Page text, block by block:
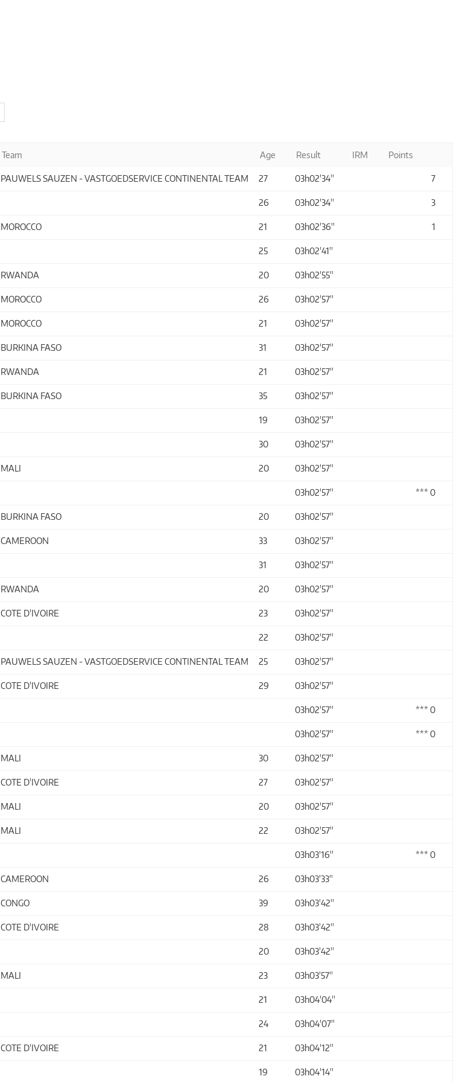
Team Age Result IRM Points
PAUWELS SAUZEN - VASTGOEDSERVICE CONTINENTAL TEAM 27 03h02'34'' 7
26 03h02'34'' 3
MOROCCO 21 03h02'36'' 1
25 03h02'41''
RWANDA 20 03h02'55''
MOROCCO 26 03h02'57''
MOROCCO 21 03h02'57''
BURKINA FASO 31 03h02'57''
RWANDA 21 03h02'57''
BURKINA FASO 35 03h02'57''
19 03h02'57''
30 03h02'57''
MALI 20 03h02'57''
03h02'57'' *** 0
BURKINA FASO 20 03h02'57''
CAMEROON 33 03h02'57''
31 03h02'57''
RWANDA 20 03h02'57''
COTE D'IVOIRE 23 03h02'57''
22 03h02'57''
PAUWELS SAUZEN - VASTGOEDSERVICE CONTINENTAL TEAM 25 03h02'57''
COTE D'IVOIRE 29 03h02'57''
03h02'57'' *** 0
03h02'57'' *** 0
MALI 30 03h02'57''
COTE D'IVOIRE 27 03h02'57''
MALI 20 03h02'57''
MALI 22 03h02'57''
03h03'16'' *** 0
CAMEROON 26 03h03'33''
CONGO 39 03h03'42''
COTE D'IVOIRE 28 03h03'42''
20 03h03'42''
MALI 23 03h03'57''
21 03h04'04''
24 03h04'07''
COTE D'IVOIRE 21 03h04'12''
19 03h04'14''